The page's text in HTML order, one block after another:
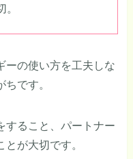
ーの使い方を工夫しな
です。
すること、パートナー
が大切です。